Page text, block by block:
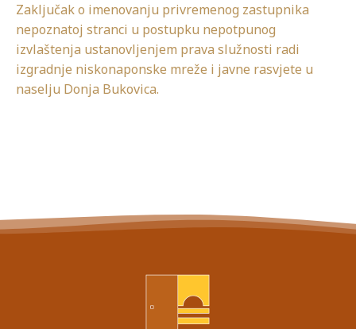
Zaključak o imenovanju privremenog zastupnika
nepoznatoj stranci u postupku nepotpunog
izvlaštenja ustanovljenjem prava služnosti radi
izgradnje niskonaponske mreže i javne rasvjete u
naselju Donja Bukovica.